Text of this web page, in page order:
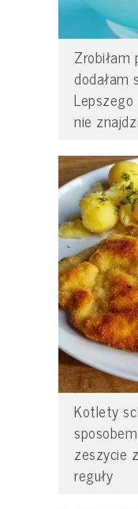
Zrobiłam
dodałam
Lepszego
nie
Kotlety
zeszycie
reguły